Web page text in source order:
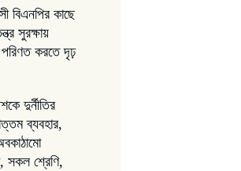
বিএনপির কাছে
সুরক্ষায়
পরিণত করতে দৃঢ়
দুর্নীতির
ব্যবহার,
সকল শ্রেণি,